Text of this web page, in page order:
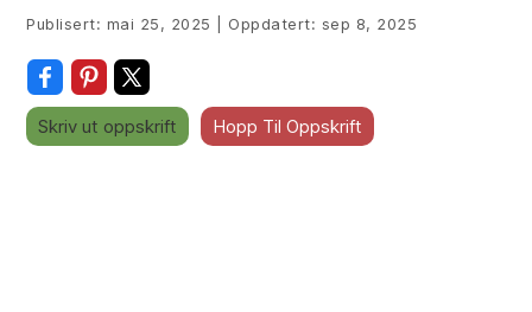
Publisert: mai 25, 2025 Oppdatert: sep 8, 2025
Skriv ut oppskrift Hopp Til Oppskrift